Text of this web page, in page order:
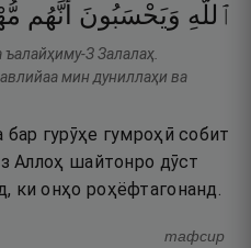
ٱللَّهِ وَيَحْسَبُونَ أَنَّهُم
З Залалаҳ.
мин дуниллаҳи ва
гурӯҳе гумроҳӣ собит
Аллоҳ шайтонро дӯст
ки онҳо роҳёфтагонанд.
тафсир